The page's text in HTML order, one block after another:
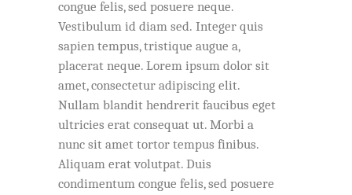
congue felis, sed posuere neque.
Vestibulum id diam sed. Integer quis
sapien tempus, tristique augue a,
placerat neque. Lorem ipsum dolor sit
amet, consectetur adipiscing elit.
Nullam blandit hendrerit faucibus eget
ultricies erat consequat ut. Morbi a
nunc sit amet tortor tempus finibus.
Aliquam erat volutpat. Duis
condimentum congue felis, sed posuere